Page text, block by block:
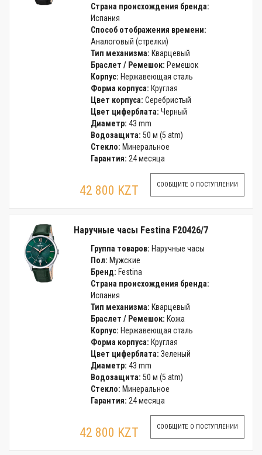
Страна происхождения бренда:
Испания
Способ отображения времени:
Аналоговый (стрелки)
Тип механизма: Кварцевый
Браслет / Ремешок: Ремешок
Корпус: Нержавеющая сталь
Форма корпуса: Круглая
Цвет корпуса: Серебристый
Цвет циферблата: Черный
Диаметр: 43 mm
Водозащита: 50 м (5 atm)
Стекло: Минеральное
Гарантия: 24 месяца
42 800 KZT СООБЩИТЕ О ПОСТУПЛЕНИИ
Наручные часы Festina F20426/7
Группа товаров: Наручные часы
Пол: Мужские
Бренд: Festina
Страна происхождения бренда:
Испания
Тип механизма: Кварцевый
Браслет / Ремешок: Кожа
Корпус: Нержавеющая сталь
Форма корпуса: Круглая
Цвет циферблата: Зеленый
Диаметр: 43 mm
Водозащита: 50 м (5 atm)
Стекло: Минеральное
Гарантия: 24 месяца
42 800 KZT СООБЩИТЕ О ПОСТУПЛЕНИИ